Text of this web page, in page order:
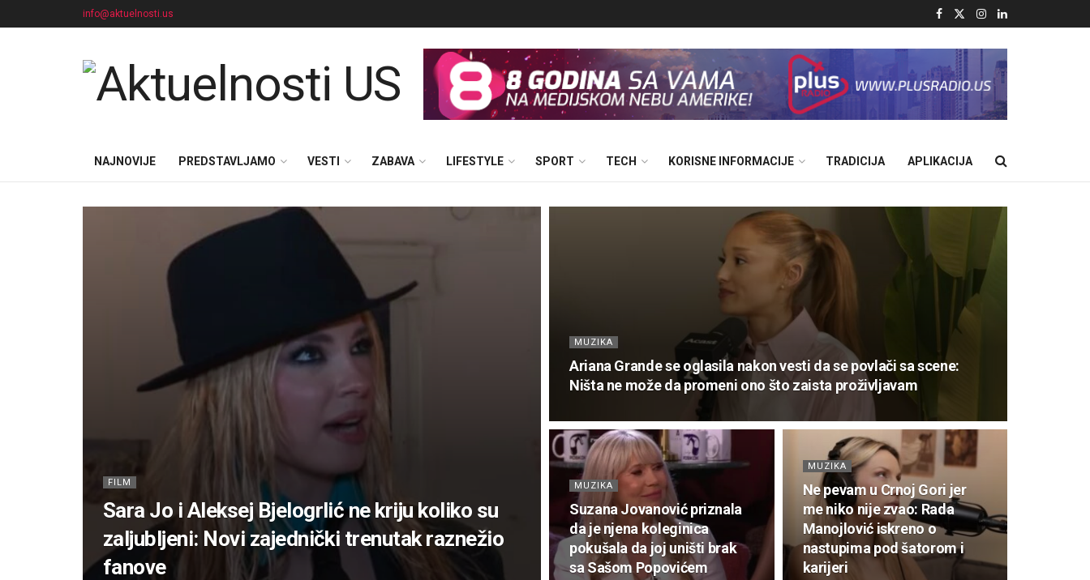
info@aktuelnosti.us
NAJNOVIJE PREDSTAVLJAMO VESTI ZABAVA LIFESTYLE SPORT TECH KORISNE INFORMACIJE TRADICIJA APLIKACIJA
FILM
Sara Jo i Aleksej Bjelogrlić ne kriju koliko su
zaljubljeni: Novi zajednički trenutak raznežio
fanove
MUZIKA
Ariana Grande se oglasila nakon vesti da se povlači sa scene:
Ništa ne može da promeni ono što zaista proživljavam
MUZIKA
Suzana Jovanović priznala
da je njena koleginica
pokušala da joj uništi brak
sa Sašom Popovićem
MUZIKA
Ne pevam u Crnoj Gori jer
me niko nije zvao: Rada
Manojlović iskreno o
nastupima pod šatorom i
karijeri